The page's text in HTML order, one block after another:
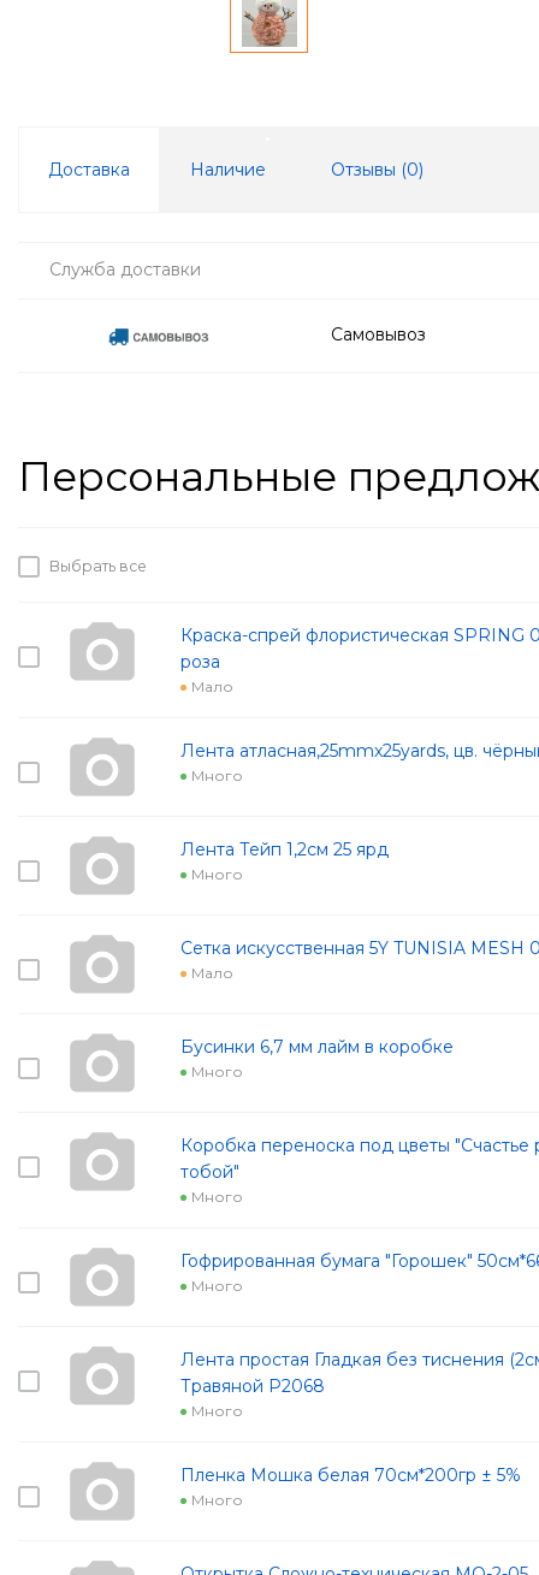
Доставка Наличие Отзывы (0)
Служба доставки
Самовывоз
Персональные
Выбрать все
Краска-спрей флористическая SPRING
роза
Мало
Лента атласная,25mmx25yards, цв.
Много
Лента Тейп 1,2см 25 ярд
Много
Сетка искусственная 5Y TUNISIA MESH
Мало
Бусинки 6,7 мм лайм в коробке
Много
Коробка переноска под цветы "Счастье
тобой"
Много
Гофрированная бумага "Горошек"
Много
Лента простая Гладкая без тиснения
Травяной Р2068
Много
Пленка Мошка белая 70см*200гр ± 5%
Много